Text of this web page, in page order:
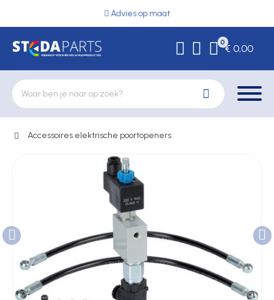
Advies op maat
0
€ 0,00
Deurbeslag
Elektrische vergrendeling
Hekwerkonderdelen
Kluizen
Accessoires elektrische poortopeners